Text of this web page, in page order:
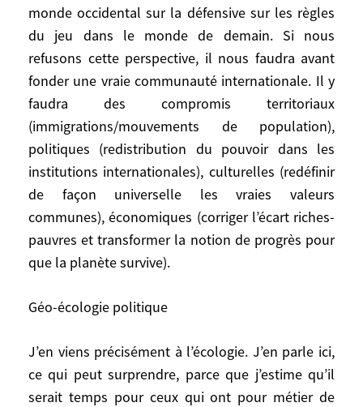
monde occidental sur la défensive sur les règles
du jeu dans le monde de demain. Si nous
refusons cette perspective, il nous faudra avant
fonder une vraie communauté internationale. Il y
faudra des compromis territoriaux
(immigrations/mouvements de population),
politiques (redistribution du pouvoir dans les
institutions internationales), culturelles (redéfinir
de façon universelle les vraies valeurs
communes), économiques (corriger l’écart riches-
pauvres et transformer la notion de progrès pour
que la planète survive).
Géo-écologie politique
J’en viens précisément à l’écologie. J’en parle ici,
ce qui peut surprendre, parce que j’estime qu’il
serait temps pour ceux qui ont pour métier de
pays, de l’infime pourcentage américano-
globalisée de la population? Nous,
Occidentaux avons oublié notre passé,
celui que restitue l’irréfutable «livre noir
du colonialisme» , avec un peu de
repentance, beaucoup d’amnésie et
d’auto-amnistie; les autres non.
Bien sûr le rouleau compresseur de
l’économie de marché et la force abrasive
et amnésiante de la communication
peuvent extirper, pour le meilleur et pour
le pire, les racines identitaires. Après tout
englouties. En sens inverse on a vu la
l’Empire ottoman, l’orthodoxie russe
renaître après le communisme, la mémoire
chinoise refaire surface. On voit résister